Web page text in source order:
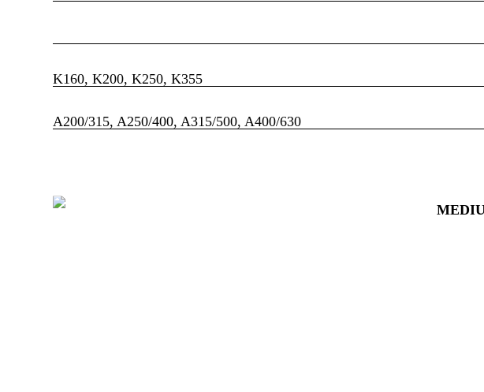
K160, K200, K250, K355
A200/315, A250/400, A315/500, A400/630